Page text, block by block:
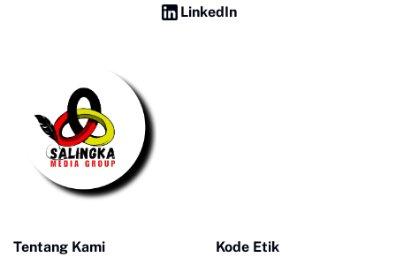
LinkedIn
Tentang Kami Kode Etik